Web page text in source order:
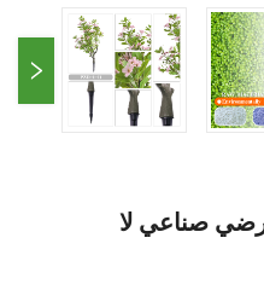
صناعي لا